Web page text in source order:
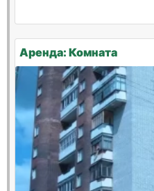
Аренда: Комната